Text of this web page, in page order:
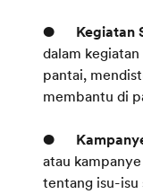
● Kegiatan
dalam
pantai,
membantu di
●
atau
tentang isu-